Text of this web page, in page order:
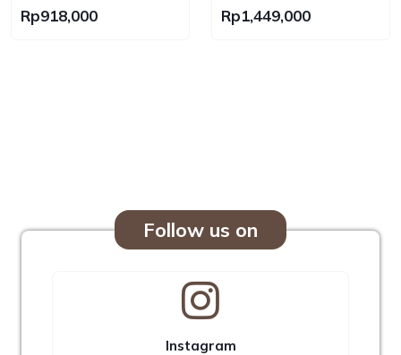
Bag Grained Leather
No Brand
Rp918,000
Bag Lamskin No Brand
Rp1,449,000
Follow us on
Instagram